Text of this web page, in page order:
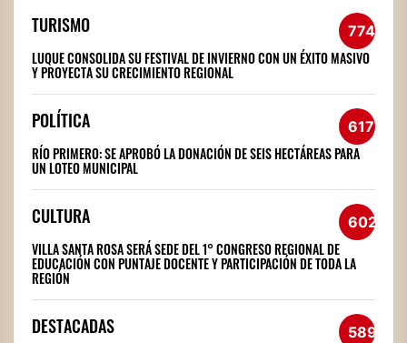
TURISMO 774
LUQUE CONSOLIDA SU FESTIVAL DE INVIERNO CON UN ÉXITO MASIVO
Y PROYECTA SU CRECIMIENTO REGIONAL
POLÍTICA 617
RÍO PRIMERO: SE APROBÓ LA DONACIÓN DE SEIS HECTÁREAS PARA
UN LOTEO MUNICIPAL
CULTURA 602
VILLA SANTA ROSA SERÁ SEDE DEL 1° CONGRESO REGIONAL DE
EDUCACIÓN CON PUNTAJE DOCENTE Y PARTICIPACIÓN DE TODA LA
REGIÓN
DESTACADAS 589